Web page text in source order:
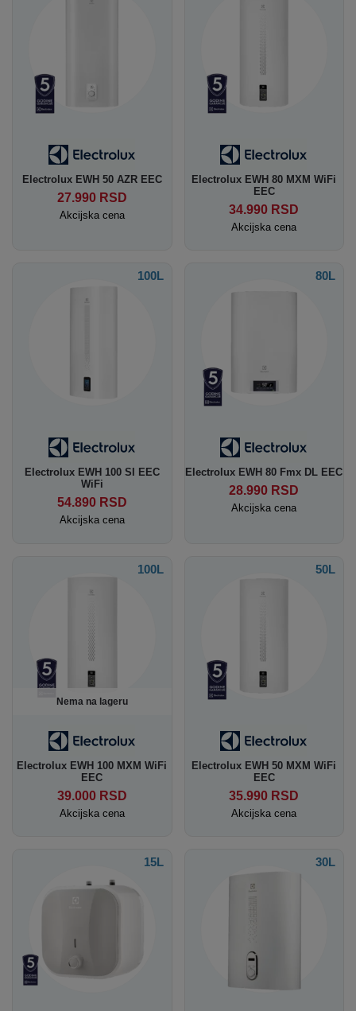
Electrolux EWH 50 AZR EEC
27.990 RSD
Akcijska cena
Electrolux EWH 80 MXM WiFi
EEC
34.990 RSD
Akcijska cena
100L
Electrolux EWH 100 SI EEC
WiFi
54.890 RSD
Akcijska cena
80L
Electrolux EWH 80 Fmx DL EEC
28.990 RSD
Akcijska cena
100L
Nema na lageru
Electrolux EWH 100 MXM WiFi
EEC
39.000 RSD
Akcijska cena
50L
Electrolux EWH 50 MXM WiFi
EEC
35.990 RSD
Akcijska cena
15L 30L